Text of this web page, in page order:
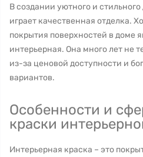
В создании уютного и
играет качественная отделка.
покрытия поверхностей в доме
интерьерная. Она много лет не
из-за ценовой доступности и
вариантов.
Особенности и
краски
Интерьерная краска – это